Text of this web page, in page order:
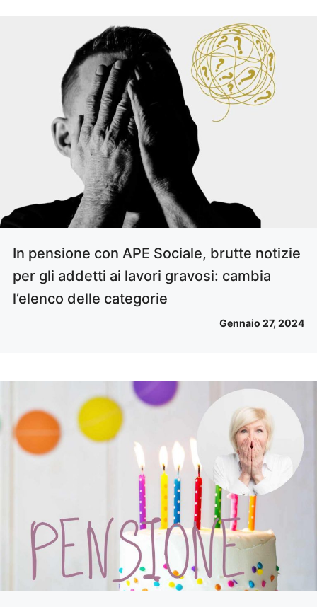
In pensione con APE Sociale, brutte notizie
per gli addetti ai lavori gravosi: cambia
l’elenco delle categorie
Gennaio 27, 2024